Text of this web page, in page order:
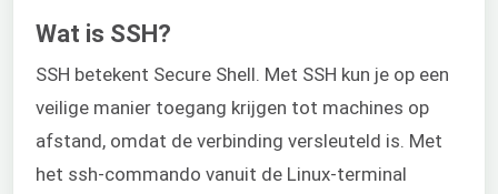
Wat is SSH?
SSH betekent Secure Shell. Met SSH kun je op een
veilige manier toegang krijgen tot machines op
afstand, omdat de verbinding versleuteld is. Met
het ssh-commando vanuit de Linux-terminal